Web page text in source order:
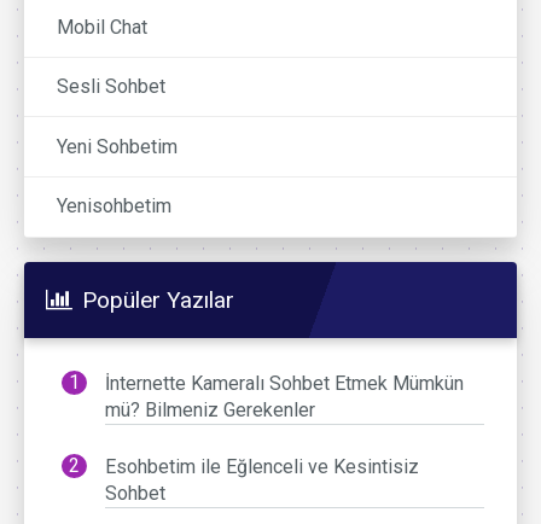
Mobil Chat
Sesli Sohbet
Yeni Sohbetim
Yenisohbetim
Popüler Yazılar
İnternette Kameralı Sohbet Etmek Mümkün
mü? Bilmeniz Gerekenler
Esohbetim ile Eğlenceli ve Kesintisiz
Sohbet